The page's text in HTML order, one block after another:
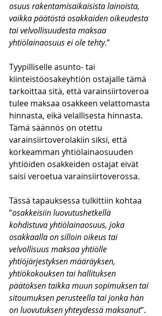
osuus rakentamisaikaisista lainoista,
vaikka päätöstä osakkaiden oikeudesta
tai velvollisuudesta maksaa
yhtiölainaosuus ei ole tehty.”
Tyypilliselle asunto- tai
kiinteistöosakeyhtiön ostajalle tämä
tarkoittaa sitä, että varainsiirtoveroa
tulee maksaa osakkeen velattomasta
hinnasta, eikä velallisesta hinnasta.
Tämä säännös on otettu
varainsiirtoverolakiin siksi, että
korkeamman yhtiölainaosuuden
yhtiöiden osakkeiden ostajat eivät
saisi veroetua varainsiirtoverossa.
Tässä tapauksessa tulkittiin kohtaa
”osakkeisiin luovutushetkellä
kohdistuva yhtiölainaosuus, joka
osakkaalla on silloin oikeus tai
velvollisuus maksaa yhtiölle
yhtiöjärjestyksen määräyksen,
yhtiökokouksen tai hallituksen
päätöksen taikka muun sopimuksen tai
sitoumuksen perusteella tai jonka hän
on luovutuksen yhteydessä maksanut”.